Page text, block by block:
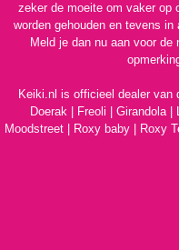
zeker de moeite om vaker op
worden gehouden en tevens
Meld je dan nu aan voor
Keiki.nl is officieel dealer van
Doerak| Freoli Girandola |
Moodstreet| Roxy baby| Roxy